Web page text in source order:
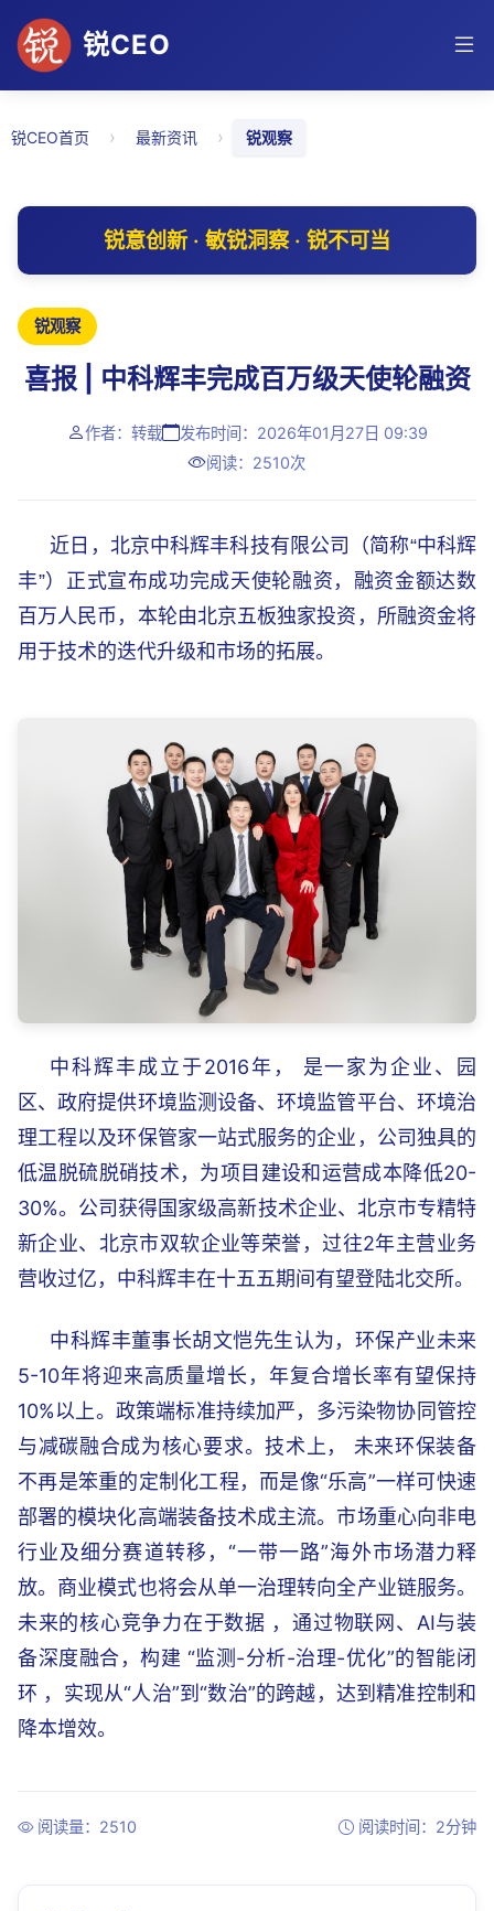
锐CEO
锐CEO首页 › 最新资讯 › 锐观察
锐意创新 · 敏锐洞察 · 锐不可当
锐观察
喜报 | 中科辉丰完成百万级天使轮融资
作者：转载
发布时间：2026年01月27日 09:39
阅读：2510次
近日，北京中科辉丰科技有限公司（简称“中科辉
丰”）正式宣布成功完成天使轮融资，融资金额达数
百万 人民币 ， 本轮由北京五板独家投资，所融资金将
用于技术的迭代升级和市场的拓展。
中科辉丰 成立于2016年， 是一家 为企业、园
区、政府提供环境监测设备、环境监管平台、环境治
理工程以及环保管家一站式服务的企业，公司独具的
低温脱硫脱硝技术，为项目建设和运营成本降低20-
30%。公司获得国家级高新技术企业、北京市专精特
新企业、北京市双软企业等荣誉，过往2年主营业务
营收过亿， 中科辉丰在十五五期间有望登陆北交所。
中科辉丰董事长胡文恺先生认为，环保产业未来
5-10年将迎来高质量增长，年复合增长率有望保持
10%以上。政策端标准持续加严，多污染物协同管控
与减碳融合成为核心要求。技术上， 未来环保装备
不再是笨重的定制化工程，而是像“乐高”一样可快速
部署的模块化高端装备技术成主流。市场重心向非电
行业及细分赛道转移，“一带一路”海外市场潜力释
放。商业模式也将会从单一治理转向全产业链服务。
未来的核心竞争力在于数据 ，通过物联网、AI与装
备深度融合，构建 “监测-分析-治理-优化”的智能闭
环 ，实现从“人治”到“数治”的跨越，达到精准控制和
降本增效。
阅读量：2510 阅读时间：2分钟